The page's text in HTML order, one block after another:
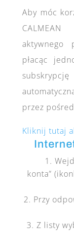
Aby móc
aktywnego
płacąc
przez
Kliknij tutaj
konta”
Przy
Z listy